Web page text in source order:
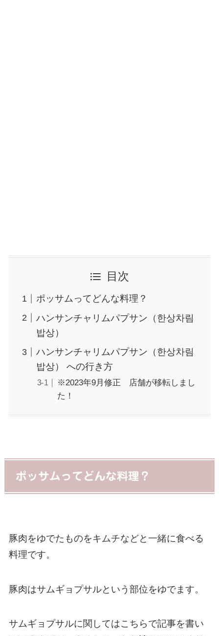
目次
ポッサムってどんな料理？
ハンサンチャリムパプサン（한상차림
밥상）
ハンサンチャリムパプサン（한상차림
밥상） への行き方
※2023年9月修正 店舗が移転しまし
た！
ポッサムってどんな料理？
豚肉をゆでたものをキムチなどと一緒に食べる
料理です。
豚肉はサムギョプサルという部位をゆでます。
サムギョプサルに関してはこちらで記事を書い